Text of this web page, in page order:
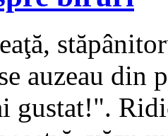
auzeau
gustat!".